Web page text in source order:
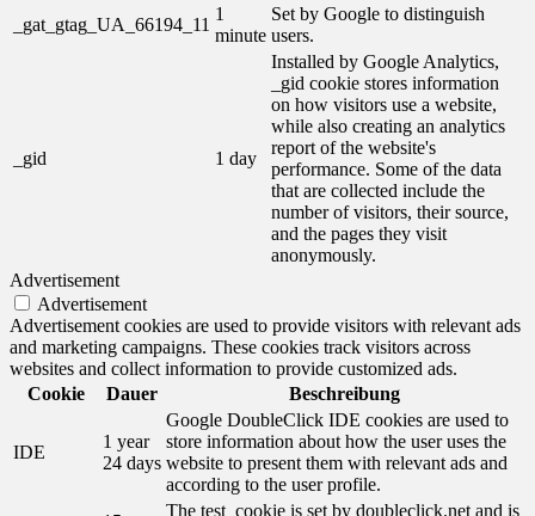
_gat_gtag_UA_66194_11
1
minute
Set by Google to distinguish
users.
_gid 1 day
Installed by Google Analytics,
_gid cookie stores information
on how visitors use a website,
while also creating an analytics
report of the website's
performance. Some of the data
that are collected include the
number of visitors, their source,
and the pages they visit
anonymously.
Advertisement
Advertisement
Advertisement cookies are used to provide visitors with relevant ads
and marketing campaigns. These cookies track visitors across
websites and collect information to provide customized ads.
Cookie
Dauer Beschreibung
IDE
1 year
24 days
Google DoubleClick IDE cookies are used to
store information about how the user uses the
website to present them with relevant ads and
according to the user profile.
The test_cookie is set by doubleclick.net and is